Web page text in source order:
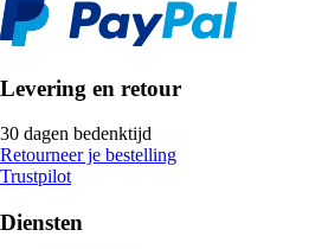
Levering en retour
30 dagen bedenktijd
Retourneer je bestelling
Trustpilot
Diensten